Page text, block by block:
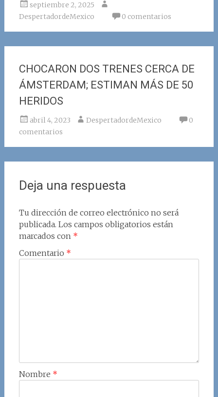
septiembre 2, 2025
DespertadordeMexico
0 comentarios
CHOCARON DOS TRENES CERCA DE
ÁMSTERDAM; ESTIMAN MÁS DE 50
HERIDOS
abril 4, 2023 DespertadordeMexico
0
comentarios
Deja una respuesta
Tu dirección de correo electrónico no será
publicada. Los campos obligatorios están
marcados con *
Comentario *
Nombre *